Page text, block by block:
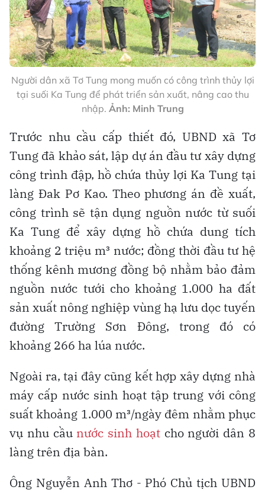
Người dân xã Tơ Tung mong muốn có công trình thủy lợi
tại suối Ka Tung để phát triển sản xuất, nâng cao thu
nhập. Ảnh: Minh Trung
Trước nhu cầu cấp thiết đó, UBND xã Tơ
Tung đã khảo sát, lập dự án đầu tư xây dựng
công trình đập, hồ chứa thủy lợi Ka Tung tại
làng Đak Pơ Kao. Theo phương án đề xuất,
công trình sẽ tận dụng nguồn nước từ suối
Ka Tung để xây dựng hồ chứa dung tích
khoảng 2 triệu m³ nước; đồng thời đầu tư hệ
thống kênh mương đồng bộ nhằm bảo đảm
nguồn nước tưới cho khoảng 1.000 ha đất
sản xuất nông nghiệp vùng hạ lưu dọc tuyến
đường Trường Sơn Đông, trong đó có
khoảng 266 ha lúa nước.
Ngoài ra, tại đây cũng kết hợp xây dựng nhà
máy cấp nước sinh hoạt tập trung với công
suất khoảng 1.000 m³/ngày đêm nhằm phục
vụ nhu cầu nước sinh hoạtcho người dân 8
làng trên địa bàn.
Ông Nguyễn Anh Thơ - Phó Chủ tịch UBND